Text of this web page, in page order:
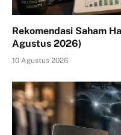
Rekomendasi Saham
Agustus 2026)
10 Agustus 2026